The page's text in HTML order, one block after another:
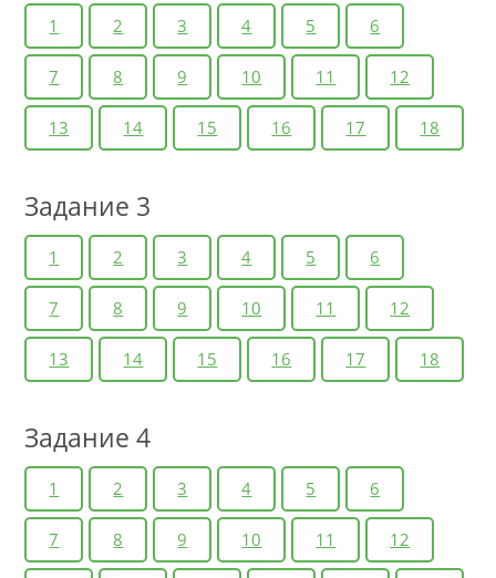
1 2 3 4 5 6
7 8 9 10 11 12
13 14 15 16 17 18
Задание 3
1 2 3 4 5 6
7 8 9 10 11 12
13 14 15 16 17 18
Задание 4
1 2 3 4 5 6
7 8 9 10 11 12